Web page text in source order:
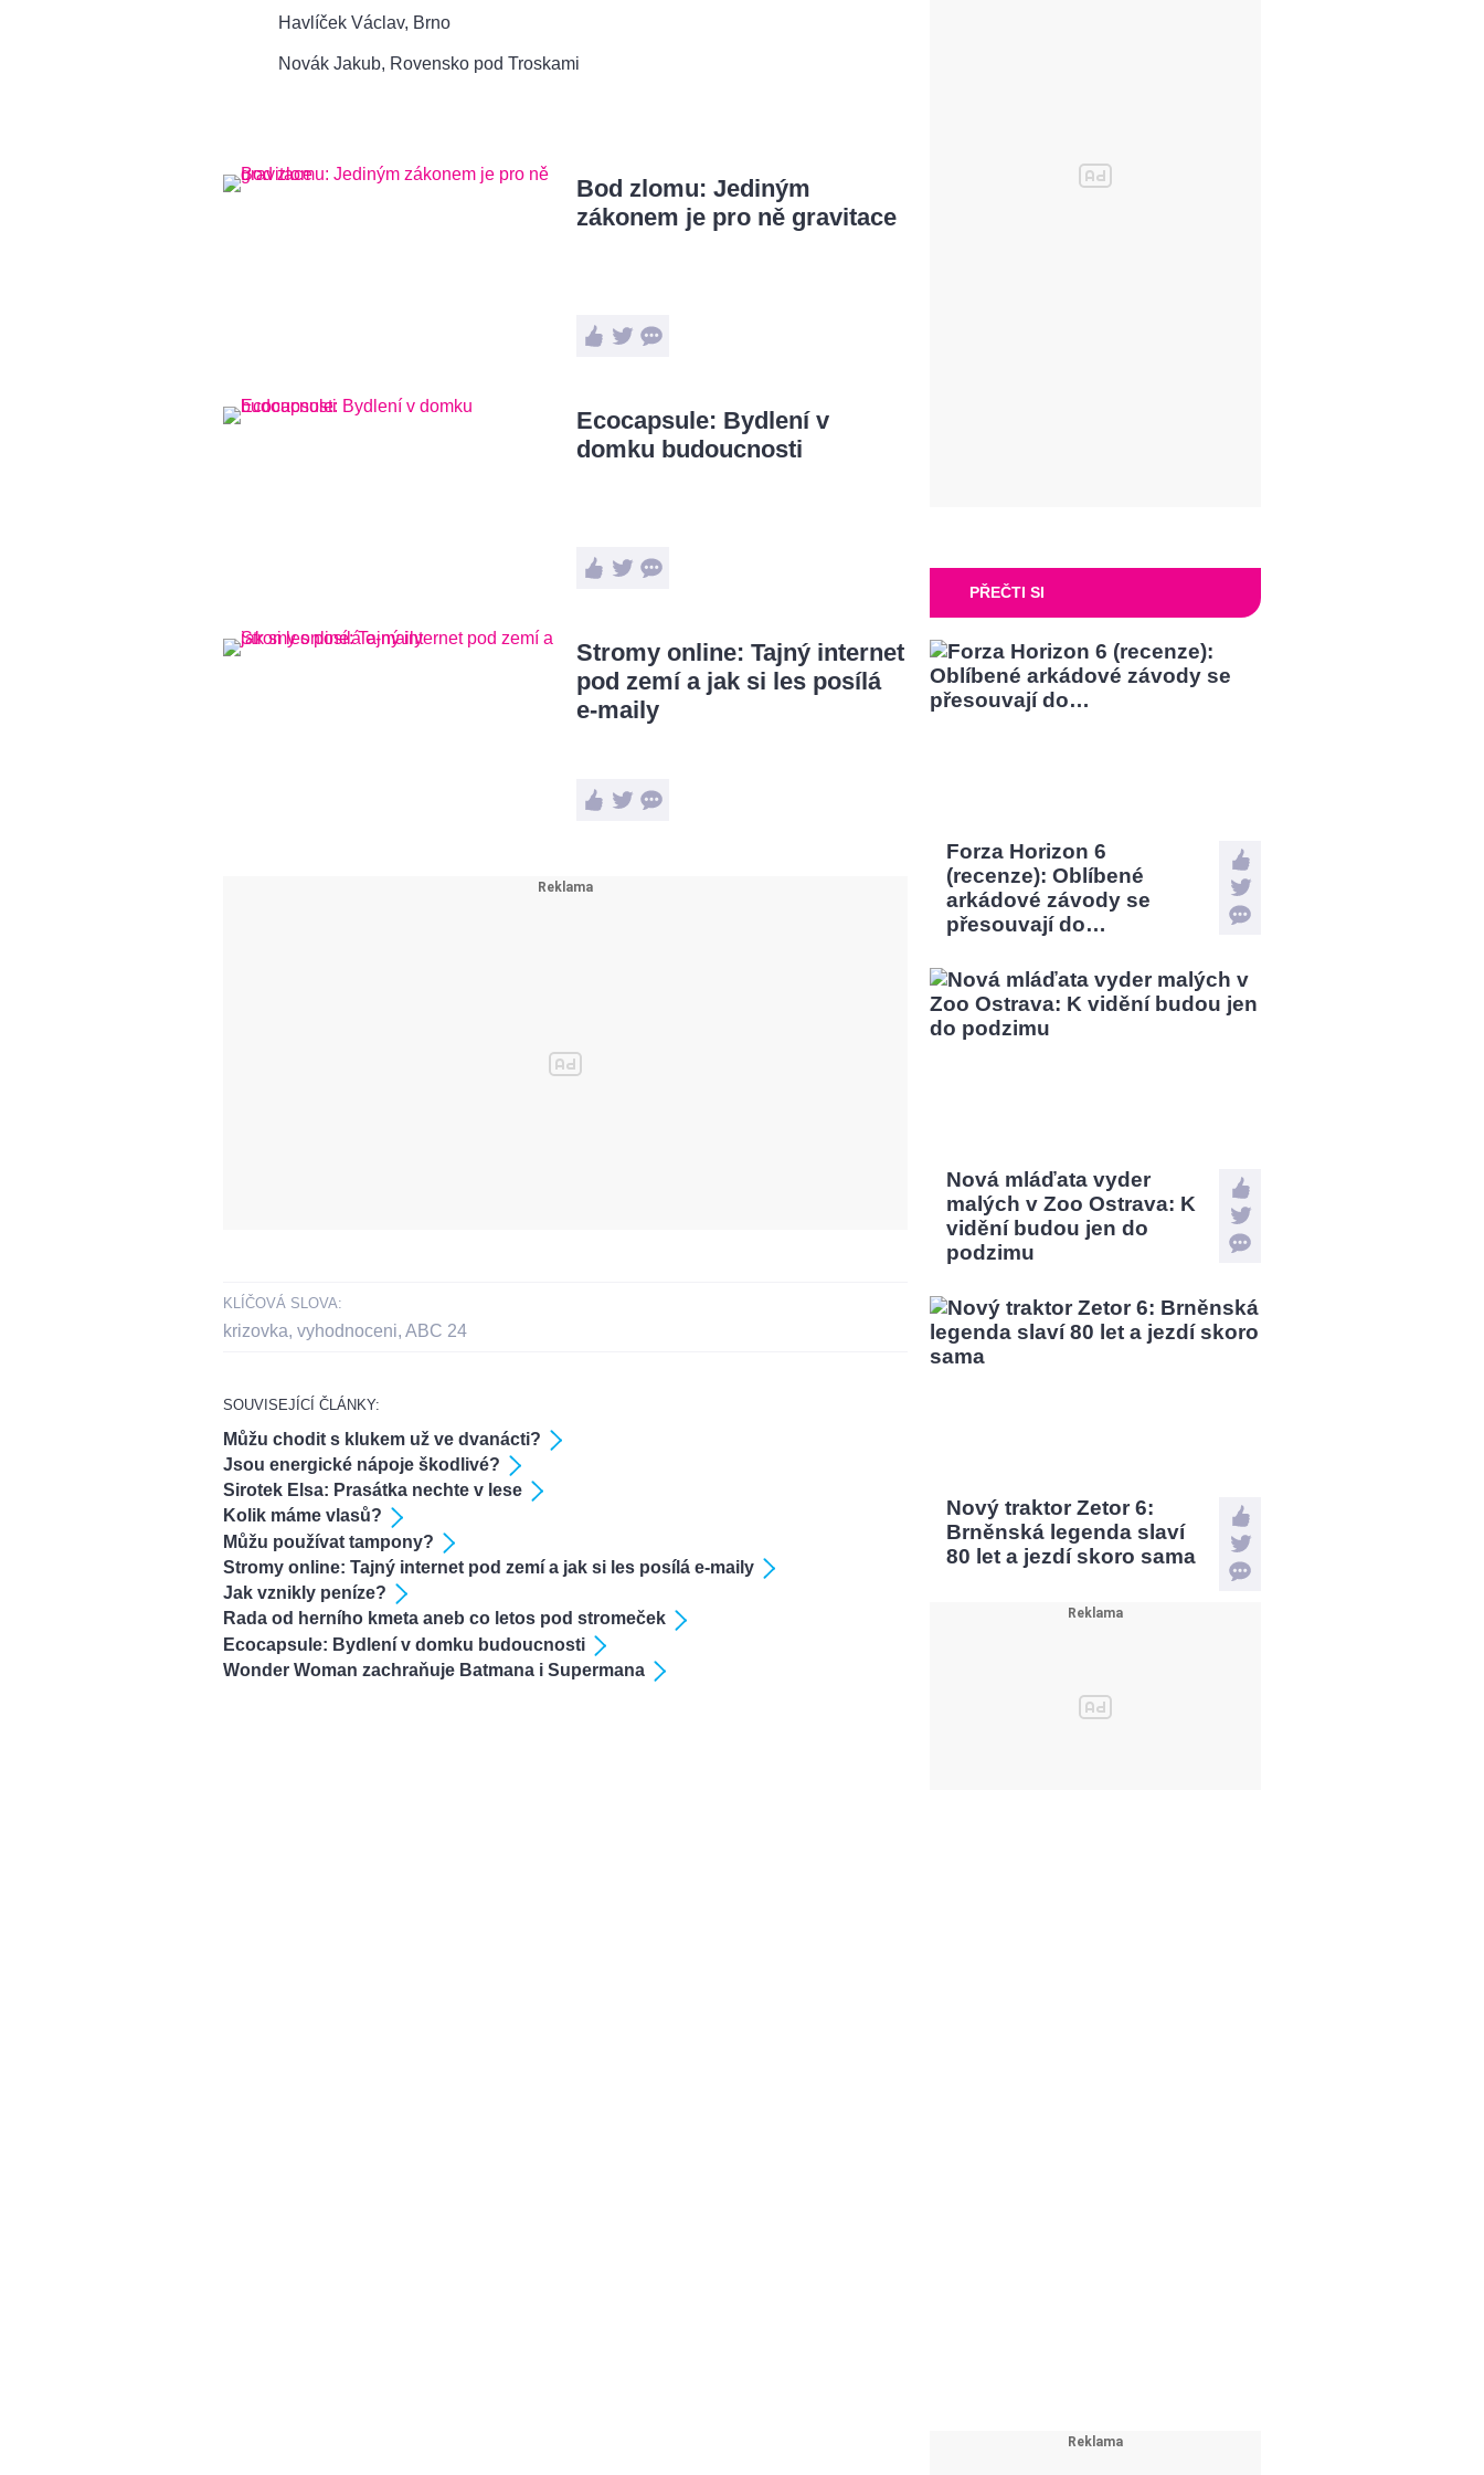
Havlíček Václav, Brno
Novák Jakub, Rovensko pod Troskami
Bod zlomu: Jediným
zákonem je pro ně gravitace
Ecocapsule: Bydlení v
domku budoucnosti
Stromy online: Tajný internet
pod zemí a jak si les posílá
e-maily
KLÍČOVÁ SLOVA:
krizovka, vyhodnoceni, ABC 24
SOUVISEJÍCÍ ČLÁNKY:
Můžu chodit s klukem už ve dvanácti?
Jsou energické nápoje škodlivé?
Sirotek Elsa: Prasátka nechte v lese
Kolik máme vlasů?
Můžu používat tampony?
Stromy online: Tajný internet pod zemí a jak si les posílá e-maily
Jak vznikly peníze?
Rada od herního kmeta aneb co letos pod stromeček
Ecocapsule: Bydlení v domku budoucnosti
Wonder Woman zachraňuje Batmana i Supermana
PŘEČTI SI
Forza Horizon 6
(recenze): Oblíbené
arkádové závody se
přesouvají do…
Nová mláďata vyder
malých v Zoo Ostrava: K
vidění budou jen do
podzimu
Nový traktor Zetor 6:
Brněnská legenda slaví
80 let a jezdí skoro sama